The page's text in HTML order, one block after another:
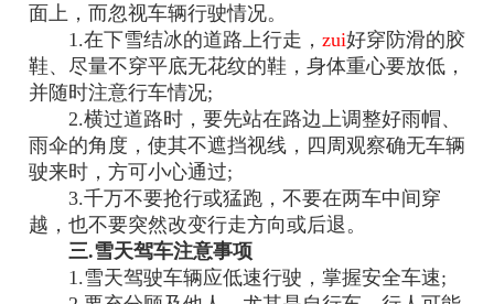
面上，而忽视车辆行驶情况。
1.在下雪结冰的道路上行走， zui好穿防滑的胶
鞋、尽量不穿平底无花纹的鞋，身体重心要放低，
并随时注意行车情况;
2.横过道路时，要先站在路边上调整好雨帽、
雨伞的角度，使其不遮挡视线，四周观察确无车辆
驶来时，方可小心通过;
3.千万不要抢行或猛跑，不要在两车中间穿
越，也不要突然改变行走方向或后退。
三.雪天驾车注意事项
1.雪天驾驶车辆应低速行驶，掌握安全车速;